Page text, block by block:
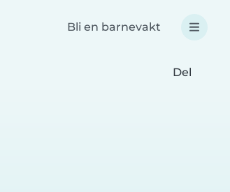
Bli en barnevakt
Del